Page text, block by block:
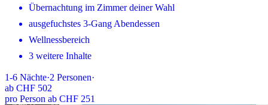
Übernachtung im Zimmer deiner Wahl
ausgefuchstes 3-Gang Abendessen
Wellnessbereich
3 weitere Inhalte
1-6 Nächte·2 Personen·
ab CHF 502
pro Person ab CHF 251